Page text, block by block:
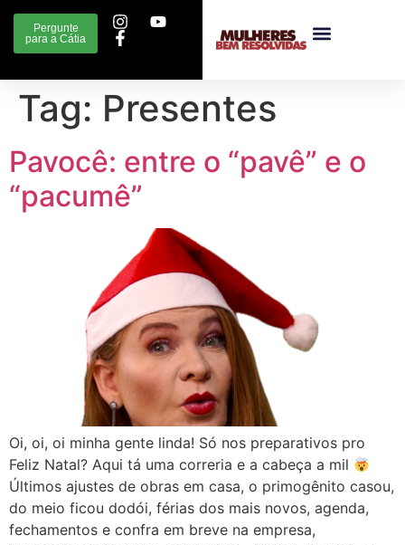
Pergunte
para a Cátia
Tag: Presentes
Pavocê: entre o “pavê” e o
“pacumê”
Oi, oi, oi minha gente linda! Só nos preparativos pro
Feliz Natal? Aqui tá uma correria e a cabeça a mil
Últimos ajustes de obras em casa, o primogênito casou,
do meio ficou dodói, férias dos mais novos, agenda,
fechamentos e confra em breve na empresa,